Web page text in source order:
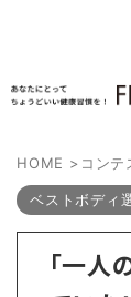
HOME > コンテ
ベストボディ
「一人